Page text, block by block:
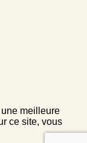
meilleure
ce site, vous